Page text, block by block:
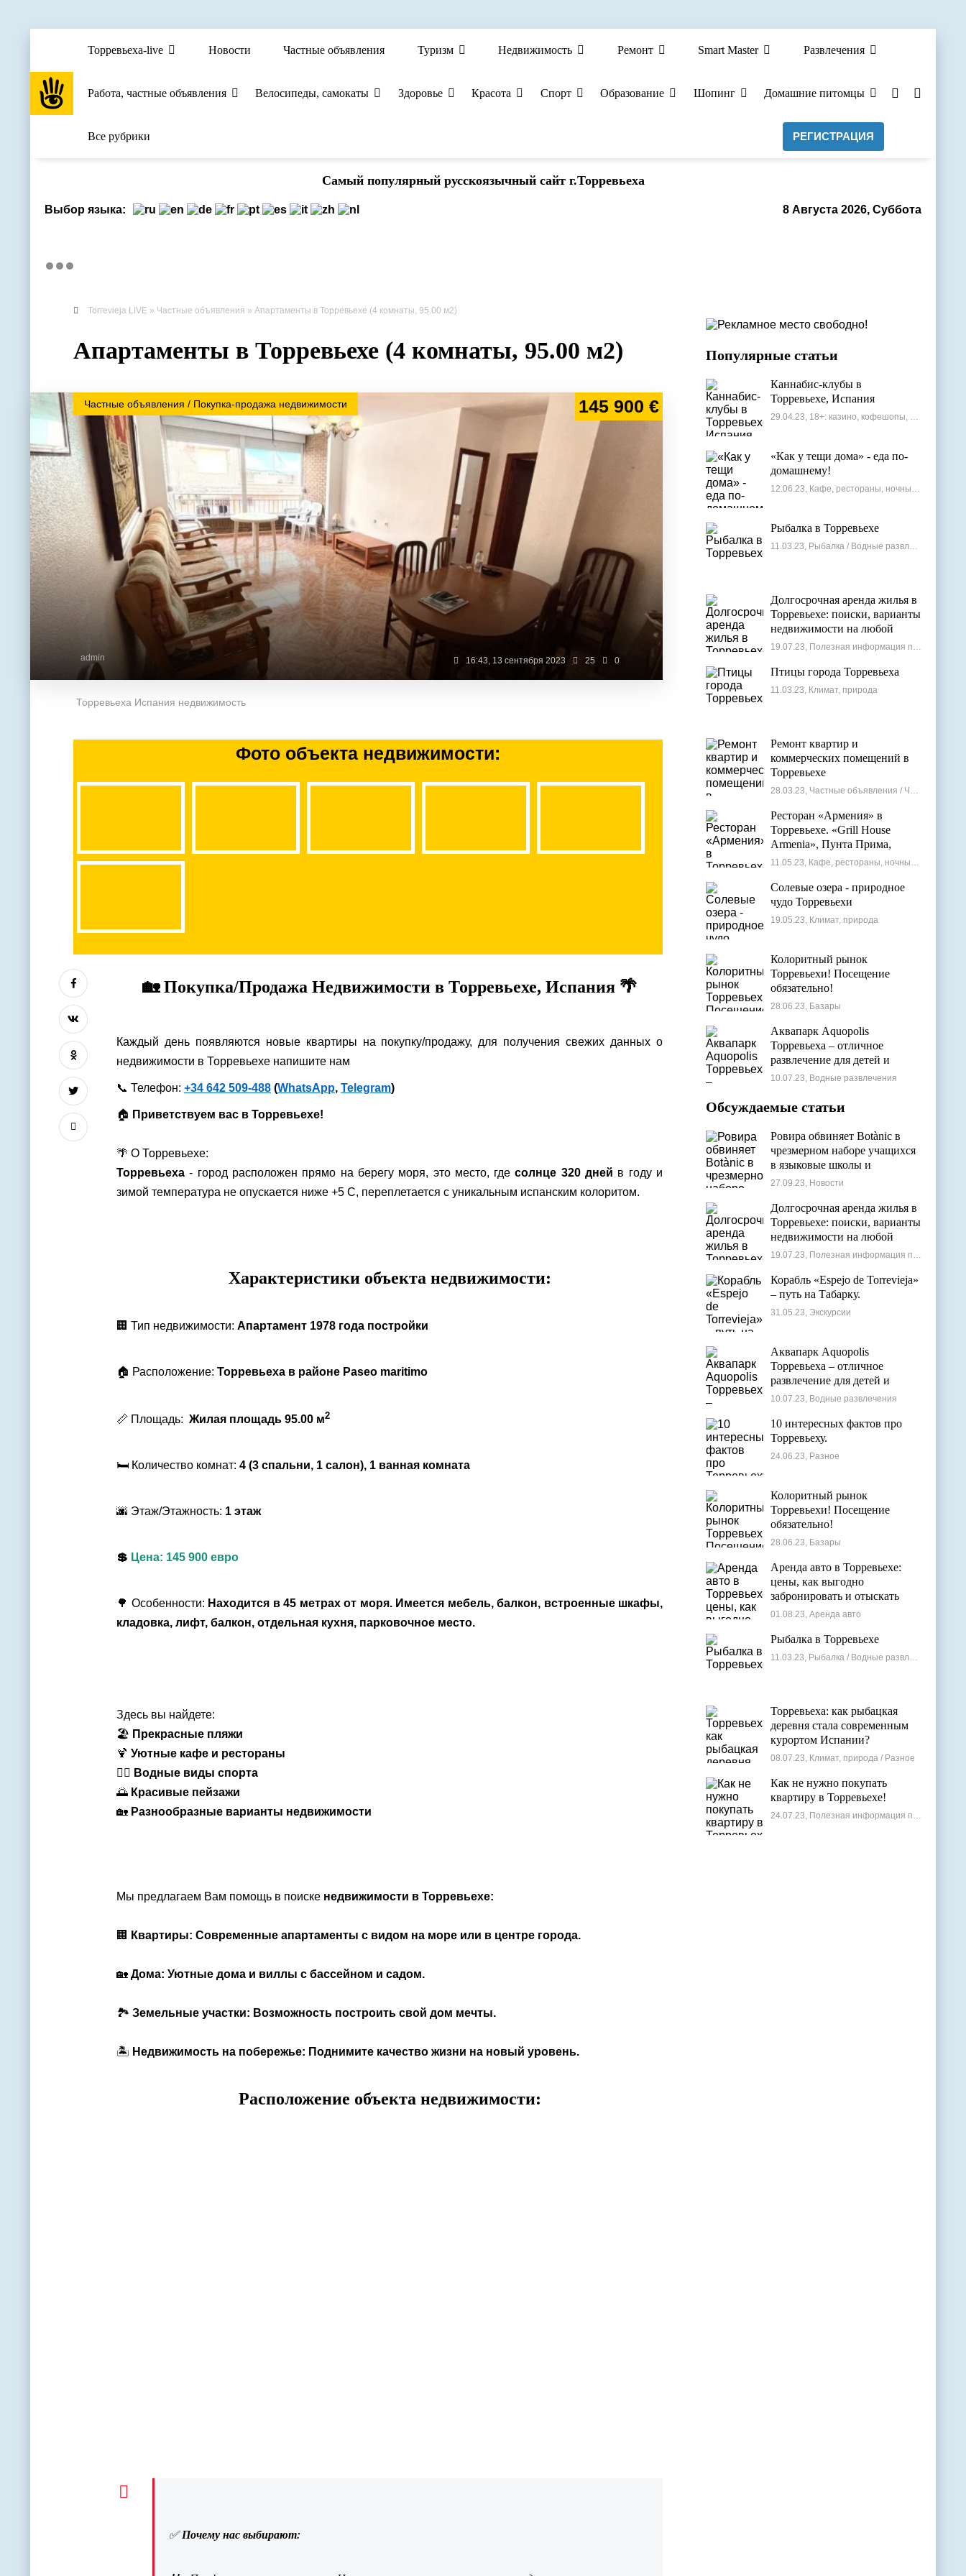
Торревьеха-live Новости Частные объявления Туризм Недвижимость Ремонт Smart Master Развлечения
Работа, частные объявления Велосипеды, самокаты Здоровье Красота Спорт Образование Шопинг Домашние питомцы
Все рубрики РЕГИСТРАЦИЯ
Cамый популярный русскоязычный сайт г.Торревьеха
8 Августа 2026, Суббота
Выбор языка:
Torrevieja LIVE » Частные объявления » Апартаменты в Торревьехе (4 комнаты, 95.00 м2)
Апартаменты в Торревьехе (4 комнаты, 95.00 м2)
145 900 €
Частные объявления / Покупка-продажа недвижимости
admin 16:43, 13 сентября 2023 25 0
Торревьеха Испания недвижимость
Фото объекта недвижимости:
🏡 Покупка/Продажа Недвижимости в Торревьехе, Испания 🌴
Каждый день появляются новые квартиры на покупку/продажу, для получения свежих данных о
недвижимости в Торревьехе напишите нам
📞 Телефон: +34 642 509-488 (WhatsApp, Telegram)
🏠 Приветствуем вас в Торревьехе!
🌴 О Торревьехе:
Торревьеха - город расположен прямо на берегу моря, это место, гдесолнце 320 дней в году и
зимой температура не опускается ниже +5 С, переплетается с уникальным испанским колоритом.
Характеристики объекта недвижимости:
🏢 Тип недвижимости: Апартамент 1978 года постройки
🏠 Расположение: Торревьеха в районе Paseo maritimo
📏 Площадь: Жилая площадь 95.00 м2
🛏 Количество комнат: 4 (3 спальни, 1 салон), 1 ванная комната
🌆 Этаж/Этажность: 1 этаж
💲 Цена: 145 900 евро
🌳 Особенности: Находится в 45 метрах от моря. Имеется мебель, балкон, встроенные шкафы,
кладовка, лифт, балкон, отдельная кухня, парковочное место.
Здесь вы найдете:
🏖 Прекрасные пляжи
🍹 Уютные кафе и рестораны
🏊‍♂️ Водные виды спорта
🌅 Красивые пейзажи
🏡 Разнообразные варианты недвижимости
Мы предлагаем Вам помощь в поиске недвижимости в Торревьехе:
🏢 Квартиры: Современные апартаменты с видом на море или в центре города.
🏡 Дома: Уютные дома и виллы с бассейном и садом.
🏞 Земельные участки: Возможность построить свой дом мечты.
🏝 Недвижимость на побережье: Поднимите качество жизни на новый уровень.
Расположение объекта недвижимости:
✅Почему нас выбирают:
Популярные статьи
Каннабис-клубы в
Торревьехе, Испания
29.04.23, 18+: казино, кофешопы, стрип-бары
«Как у тещи дома» - еда по-
домашнему!
12.06.23, Кафе, рестораны, ночные клубы
Рыбалка в Торревьехе
11.03.23, Рыбалка / Водные развлечения
Долгосрочная аренда жилья в
Торревьехе: поиски, варианты
недвижимости на любой
бюджет
19.07.23, Полезная информация по недвижимости
Птицы города Торревьеха
11.03.23, Климат, природа
Ремонт квартир и
коммерческих помещений в
Торревьехе
28.03.23, Частные объявления / Частные мастера
Ресторан «Армения» в
Торревьехе. «Grill House
Armenia», Пунта Прима,
Испания
11.05.23, Кафе, рестораны, ночные клубы
Солевые озера - природное
чудо Торревьехи
19.05.23, Климат, природа
Колоритный рынок
Торревьехи! Посещение
обязательно!
28.06.23, Базары
Аквапарк Aquopolis
Торревьеха – отличное
развлечение для детей и
взрослых
10.07.23, Водные развлечения
Обсуждаемые статьи
Ровира обвиняет Botànic в
чрезмерном наборе учащихся
в языковые школы и
проблемах с ассигнованиями
27.09.23, Новости
Долгосрочная аренда жилья в
Торревьехе: поиски, варианты
недвижимости на любой
бюджет
19.07.23, Полезная информация по недвижимости
Корабль «Espejo de Torrevieja»
– путь на Табарку.
31.05.23, Экскурсии
Аквапарк Aquopolis
Торревьеха – отличное
развлечение для детей и
взрослых
10.07.23, Водные развлечения
10 интересных фактов про
Торревьеху.
24.06.23, Разное
Колоритный рынок
Торревьехи! Посещение
обязательно!
28.06.23, Базары
Аренда авто в Торревьехе:
цены, как выгодно
забронировать и отыскать
лучшие варианты
01.08.23, Аренда авто
Рыбалка в Торревьехе
11.03.23, Рыбалка / Водные развлечения
Торревьеха: как рыбацкая
деревня стала современным
курортом Испании?
08.07.23, Климат, природа / Разное
Как не нужно покупать
квартиру в Торревьехе!
24.07.23, Полезная информация по недвижимости